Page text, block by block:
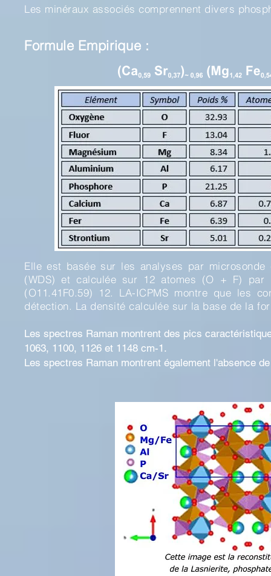
Les minéraux associés comprennent divers
Formule Empirique :
Elle est basée sur les analyses par
(WDS) et calculée sur 12 atomes (O + F) par
(O11.41F0.59) 12. LA-ICPMS montre que les
détection. La densité calculée sur la base de la
Les spectres Raman montrent des pics
1063, 1100, 1126 et 1148 cm-1.
Les spectres Raman montrent également l'absence